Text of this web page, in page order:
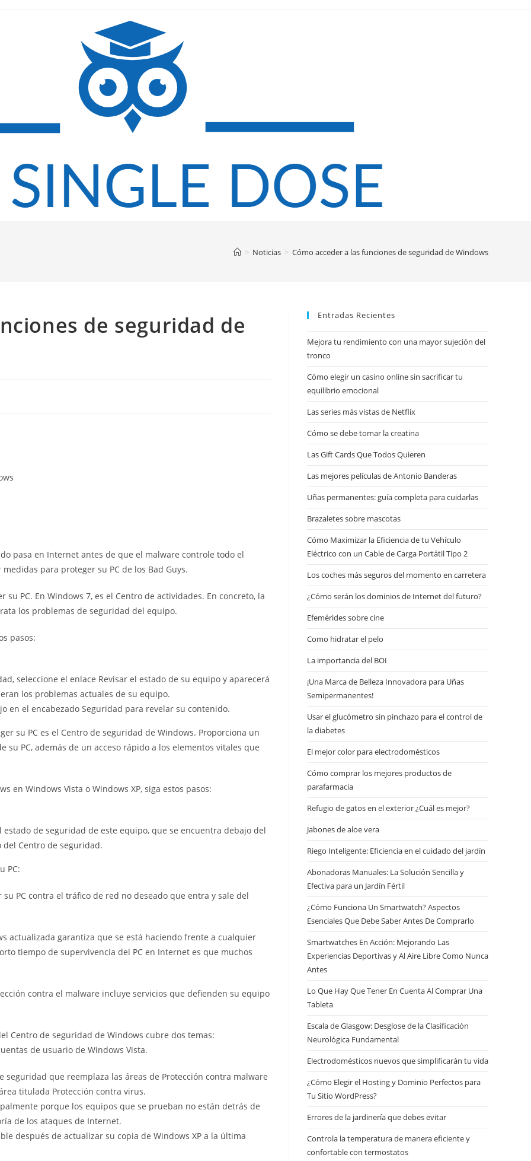
> Noticias > Cómo acceder a las funciones de seguridad de Windows
de seguridad de
pasa en Internet antes de que el malware controle todo el
para proteger su PC de los Bad Guys.
PC. En Windows 7, es el Centro de actividades. En concreto, la
los problemas de seguridad del equipo.
pasos:
seleccione el enlace Revisar el estado de su equipo y aparecerá
los problemas actuales de su equipo.
en el encabezado Seguridad para revelar su contenido.
su PC es el Centro de seguridad de Windows. Proporciona un
PC, además de un acceso rápido a los elementos vitales que
en Windows Vista o Windows XP, siga estos pasos:
de seguridad de este equipo, que se encuentra debajo del
del Centro de seguridad.
PC:
PC contra el tráfico de red no deseado que entra y sale del
actualizada garantiza que se está haciendo frente a cualquier
tiempo de supervivencia del PC en Internet es que muchos
contra el malware incluye servicios que defienden su equipo
Centro de seguridad de Windows cubre dos temas:
de usuario de Windows Vista.
que reemplaza las áreas de Protección contra malware
titulada Protección contra virus.
porque los equipos que se prueban no están detrás de
de los ataques de Internet.
después de actualizar su copia de Windows XP a la última
Entradas Recientes
Mejora tu rendimiento con una mayor sujeción del
tronco
Cómo elegir un casino online sin sacrificar tu
equilibrio emocional
Las series más vistas de Netflix
Cómo se debe tomar la creatina
Las Gift Cards Que Todos Quieren
Las mejores películas de Antonio Banderas
Uñas permanentes: guía completa para cuidarlas
Brazaletes sobre mascotas
Cómo Maximizar la Eficiencia de tu Vehículo
Eléctrico con un Cable de Carga Portátil Tipo 2
Los coches más seguros del momento en carretera
¿Cómo serán los dominios de Internet del futuro?
Efemérides sobre cine
Сomo hidratar el pelo
La importancia del BOI
¡Una Marca de Belleza Innovadora para Uñas
Semipermanentes!
Usar el glucómetro sin pinchazo para el control de
la diabetes
El mejor color para electrodomésticos
Cómo comprar los mejores productos de
parafarmacia
Refugio de gatos en el exterior ¿Cuál es mejor?
Jabones de aloe vera
Riego Inteligente: Eficiencia en el cuidado del jardín
Abonadoras Manuales: La Solución Sencilla y
Efectiva para un Jardín Fértil
¿Cómo Funciona Un Smartwatch? Aspectos
Esenciales Que Debe Saber Antes De Comprarlo
Smartwatches En Acción: Mejorando Las
Experiencias Deportivas y Al Aire Libre Como Nunca
Antes
Lo Que Hay Que Tener En Cuenta Al Comprar Una
Tableta
Escala de Glasgow: Desglose de la Clasificación
Neurológica Fundamental
Electrodomésticos nuevos que simplificarán tu vida
¿Cómo Elegir el Hosting y Dominio Perfectos para
Tu Sitio WordPress?
Errores de la jardinería que debes evitar
Controla la temperatura de manera eficiente y
confortable con termostatos